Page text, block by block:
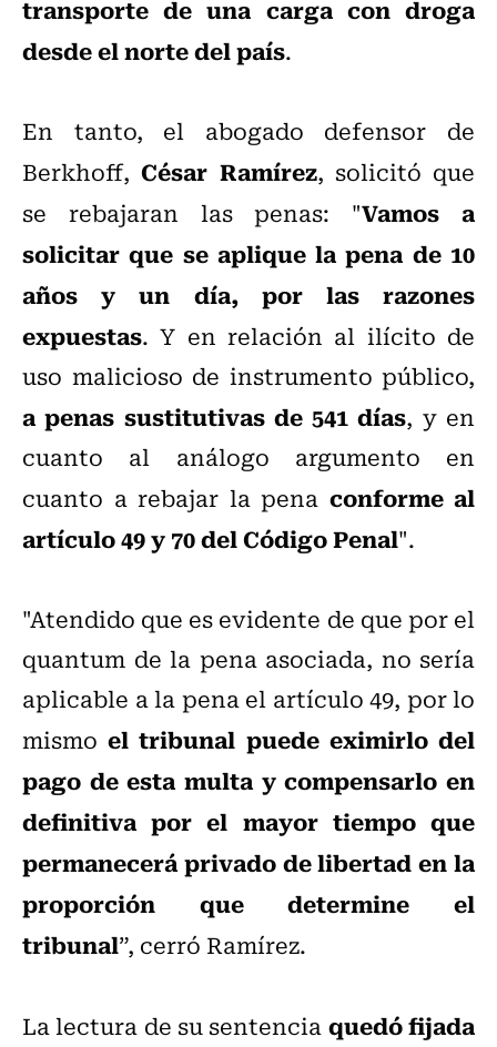
transporte de una carga con droga
desde el norte del país.
En tanto, el abogado defensor de
Berkhoff,César Ramírez, solicitó que
se rebajaran las penas: "Vamos a
solicitar que se aplique la pena de 10
años y un día, por las razones
expuestas. Y en relación al ilícito de
uso malicioso de instrumento público,
a penas sustitutivas de 541 días, y en
cuanto al análogo argumento en
cuanto a rebajar la pena conforme al
artículo 49 y 70 del Código Penal".
"Atendido que es evidente de que por el
quantum de la pena asociada, no sería
aplicable a la pena el artículo 49, por lo
mismoel tribunal puede eximirlo del
pago de esta multa y compensarlo en
definitiva por el mayor tiempo que
permanecerá privado de libertad en la
proporción que determine el
tribunal”, cerró Ramírez.
La lectura de su sentenciaquedó fijada